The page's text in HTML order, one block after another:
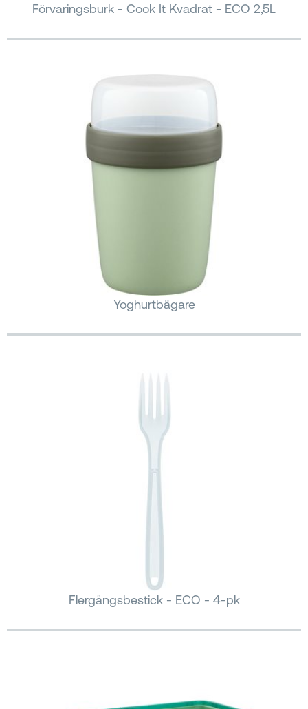
Förvaringsburk - Cook It Kvadrat - ECO 2,5L
Yoghurtbägare
Flergångsbestick - ECO - 4-pk